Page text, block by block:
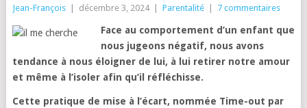
Jean-François décembre 3, 2024 Parentalité 7 commentaires
Face au comportement d’un enfant que
nous jugeons négatif, nous avons
tendance à nous éloigner de lui, à lui retirer notre amour
et même à l’isoler afin qu’il réfléchisse.
Cette pratique de mise à l’écart, nommée Time-out par